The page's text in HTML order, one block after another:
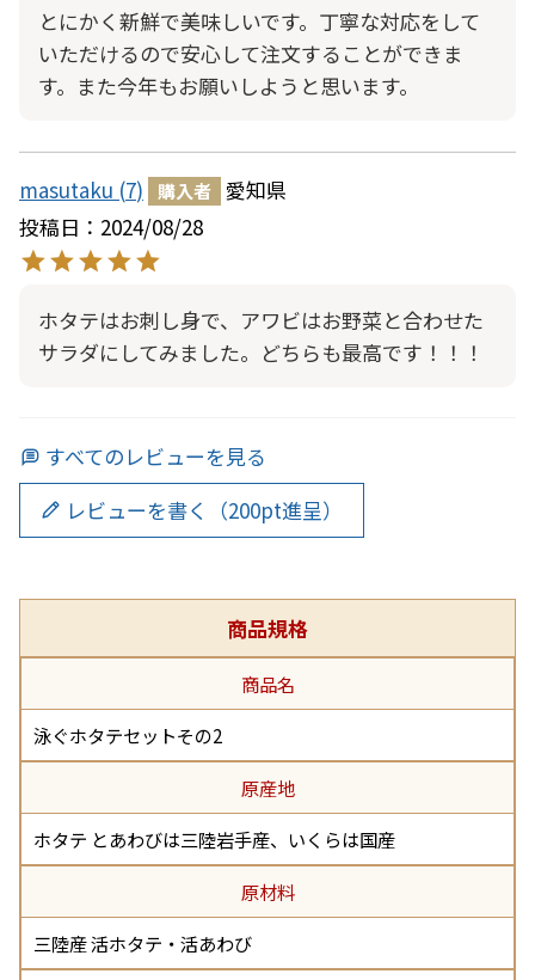
とにかく新鮮で美味しいです。丁寧な対応をして
いただけるので安心して注文することができま
す。また今年もお願いしようと思います。
masutaku 7 購入者
愛知県
投稿日
2024/08/28
ホタテはお刺し身で、アワビはお野菜と合わせた
サラダにしてみました。どちらも最高です！！！
すべてのレビューを見る
レビューを書く（200pt進呈）
商品規格
商品名
泳ぐホタテセットその2
原産地
ホタテ とあわびは三陸岩手産、いくらは国産
原材料
三陸産 活ホタテ・活あわび